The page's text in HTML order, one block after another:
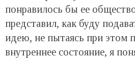
понравилось бы ее
представил, как буду
идею, не пытаясь при этом
внутреннее состояние, я